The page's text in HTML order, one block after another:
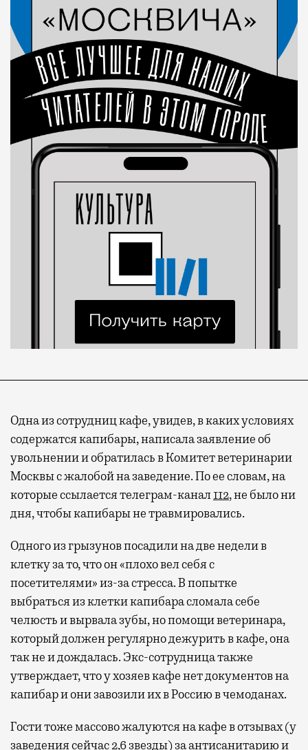
Современный путешественник часто берет
с собой не только чемодан, но и ноутбук.
А ожидание рейса все чаще превращается
не в потерянное время, а в возможность
спокойно закончить дела или спланировать
активности в путешествии, например
забронировать нужные билеты и рестораны.
Бизнес-зал становится местом, где можно
провести переговоры, поработать или просто
выпить кофе, наблюдая сквозь панорамные
окна за тем, как взлетают и садятся
самолеты. В Москве нет недостатка
Одна из сотрудниц кафе, увидев, в каких условиях
содержатся капибары, написала заявление об
увольнении и обратилась в Комитет ветеринарии
Москвы с жалобой на заведение. По ее словам, на
которые ссылается телеграм-канал112, не было ни
дня, чтобы капибары не травмировались.
Одного из грызунов посадили на две недели в
клетку за то, что он «плохо вел себя с
посетителями» из-за стресса. В попытке
выбраться из клетки капибара сломала себе
челюсть и вырвала зубы, но помощи ветеринара,
который должен регулярно дежурить в кафе, она
так не и дождалась. Экс-сотрудница также
утверждает, что у хозяев кафе нет документов на
капибар и они завозили их в Россию в чемоданах.
Гости тоже массово жалуются на кафе в отзывах (у
заведения сейчас2,6 звезды) за антисанитарию и